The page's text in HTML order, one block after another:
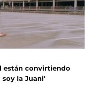
están convirtiendo
soy la Juani'